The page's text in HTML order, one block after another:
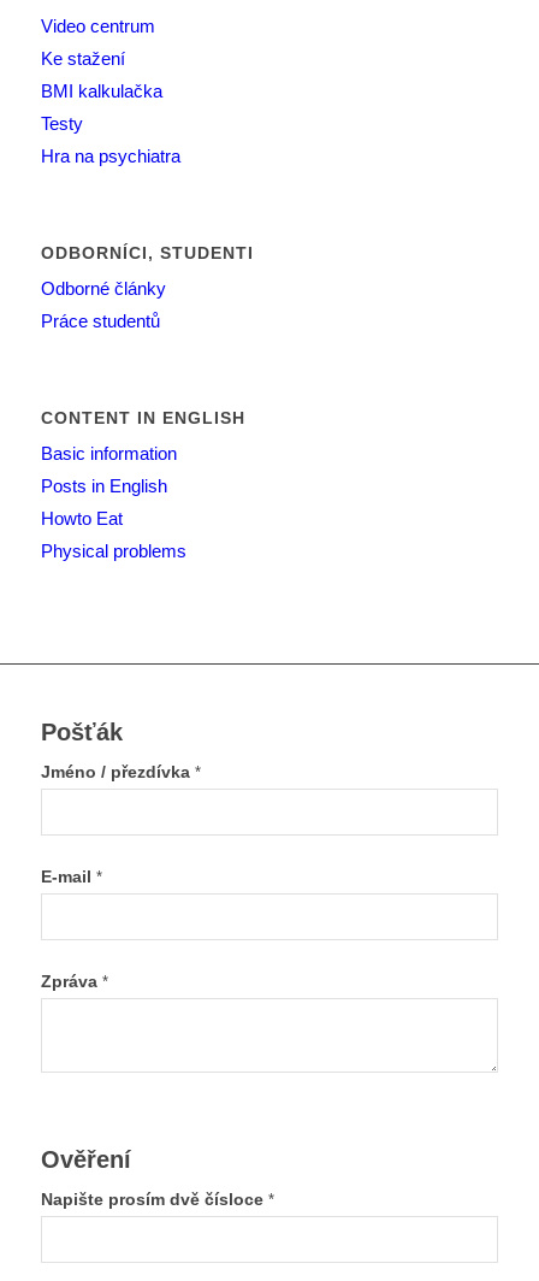
Video centrum
Ke stažení
BMI kalkulačka
Testy
Hra na psychiatra
ODBORNÍCI, STUDENTI
Odborné články
Práce studentů
CONTENT IN ENGLISH
Basic information
Posts in English
Howto Eat
Physical problems
Pošťák
Jméno / přezdívka *
E-mail *
Zpráva *
Ověření
Napište prosím dvě čísloce *